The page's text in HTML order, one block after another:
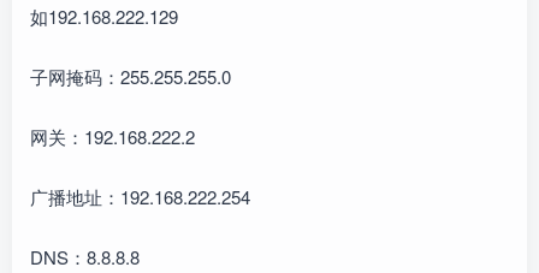
如192.168.222.129
子网掩码：255.255.255.0
网关：192.168.222.2
广播地址：192.168.222.254
DNS：8.8.8.8